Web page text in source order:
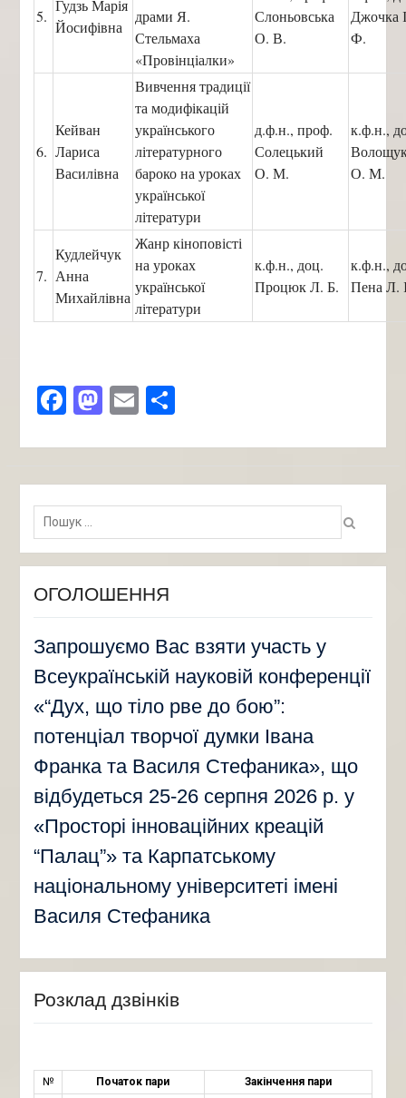
5.
Гудзь Марія
Йосифівна
драми Я.
Стельмаха
«Провінціалки»
Слоньовська
О. В.
Джочка
Ф.
6.
Кейван
Лариса
Василівна
Вивчення традиції
та модифікацій
українського
літературного
бароко на уроках
української
літератури
д.ф.н., проф.
Солецький
О. М.
к.ф.н.,
О. М.
7.
Кудлейчук
Анна
Михайлівна
Жанр кіноповісті
на уроках
української
літератури
к.ф.н., доц.
Процюк Л. Б.
к.ф.н.,
Пена Л.
Facebook
Mastodon
EmailПоділитися
Пошук:
ОГОЛОШЕННЯ
Запрошуємо Вас взяти участь у
Всеукраїнській науковій конференції
«“Дух, що тіло рве до бою”:
потенціал творчої думки Івана
Франка та Василя Стефаника», що
відбудеться 25-26 серпня 2026 р. у
«Просторі інноваційних креацій
“Палац”» та Карпатському
національному університеті імені
Василя Стефаника
Розклад дзвінків
№ Початок пари
Закінчення пари